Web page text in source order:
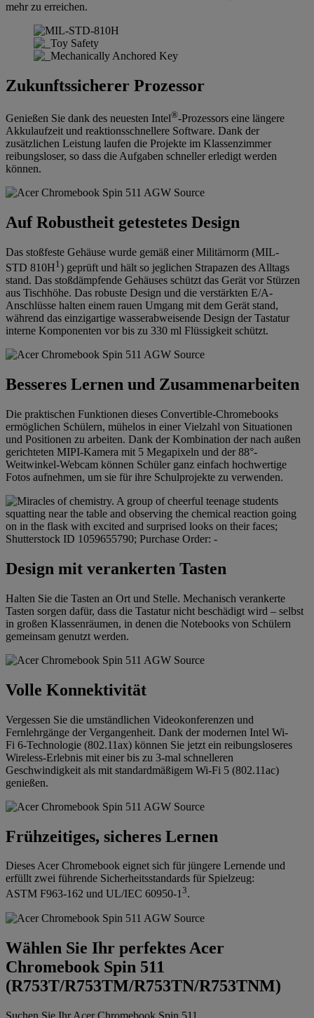
mehr zu erreichen.
Zukunftssicherer Prozessor
Genießen Sie dank des neuesten Intel®-Prozessors eine längere
Akkulaufzeit und reaktionsschnellere Software. Dank der
zusätzlichen Leistung laufen die Projekte im Klassenzimmer
reibungsloser, so dass die Aufgaben schneller erledigt werden
können.
Auf Robustheit getestetes Design
Das stoßfeste Gehäuse wurde gemäß einer Militärnorm (MIL-
STD 810H1 ) geprüft und hält so jeglichen Strapazen des Alltags
stand. Das stoßdämpfende Gehäuses schützt das Gerät vor Stürzen
aus Tischhöhe. Das robuste Design und die verstärkten E/A-
Anschlüsse halten einem rauen Umgang mit dem Gerät stand,
während das einzigartige wasserabweisende Design der Tastatur
interne Komponenten vor bis zu 330 ml Flüssigkeit schützt.
Besseres Lernen und Zusammenarbeiten
Die praktischen Funktionen dieses Convertible-Chromebooks
ermöglichen Schülern, mühelos in einer Vielzahl von Situationen
und Positionen zu arbeiten. Dank der Kombination der nach außen
gerichteten MIPI-Kamera mit 5 Megapixeln und der 88°-
Weitwinkel-Webcam können Schüler ganz einfach hochwertige
Fotos aufnehmen, um sie für ihre Schulprojekte zu verwenden.
Design mit verankerten Tasten
Halten Sie die Tasten an Ort und Stelle. Mechanisch verankerte
Tasten sorgen dafür, dass die Tastatur nicht beschädigt wird – selbst
in großen Klassenräumen, in denen die Notebooks von Schülern
gemeinsam genutzt werden.
Volle Konnektivität
Vergessen Sie die umständlichen Videokonferenzen und
Fernlehrgänge der Vergangenheit. Dank der modernen Intel Wi-
Fi 6-Technologie (802.11ax) können Sie jetzt ein reibungsloseres
Wireless-Erlebnis mit einer bis zu 3-mal schnelleren
Geschwindigkeit als mit standardmäßigem Wi-Fi 5 (802.11ac)
genießen.
Frühzeitiges, sicheres Lernen
Dieses Acer Chromebook eignet sich für jüngere Lernende und
erfüllt zwei führende Sicherheitsstandards für Spielzeug:
ASTM F963-162 und UL/IEC 60950-13.
Wählen Sie Ihr perfektes Acer
Chromebook Spin 511
(R753T/R753TM/R753TN/R753TNM)
Suchen Sie Ihr Acer Chromebook Spin 511